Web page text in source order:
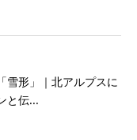
雪形」｜北アルプスに
と伝...